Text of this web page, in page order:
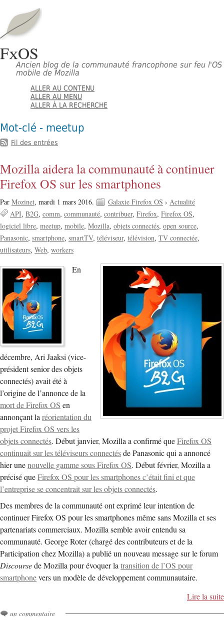
FxOS
Ancien blog de la communauté francophone sur feu l'OS
mobile de Mozilla
ALLER AU CONTENU
ALLER AU MENU
ALLER À LA RECHERCHE
Mot-clé - meetup
Fil des entrées
Mozilla aidera la communauté à continuer
Firefox OS sur les smartphones
Par Mozinet, mardi 1 mars 2016. Galaxie Firefox OS › Actualité
API B2G comm communauté contribuer Firefox Firefox OS
logiciel libre meetup mobile Mozilla objets connectés open source
Panasonic smartphone smartTV téléviseur télévision TV connectée
utilisateurs Web workers
En
décembre, Ari Jaaksi (vice-
président senior des objets
connectés) avait été à
l’origine de l’annonce de la
mort de Firefox OS en
annonçant laréorientation du
projet Firefox OS vers les
objets connectés. Début janvier, Mozilla a confirmé queFirefox OS
continuait sur les téléviseurs connectésde Panasonic qui a annoncé
hier unenouvelle gamme sous Firefox OS. Début février, Mozilla a
précisé queFirefox OS pour les smartphones c’était fini et que
l’entreprise se concentrait sur les objets connectés.
Des membres de la communauté ont exprimé leur intention de
continuer Firefox OS pour les smartphones même sans Mozilla et ses
partenariats commerciaux. Mozilla semble avoir entendu sa
communauté. George Roter (chargé des contributeurs et de la
Participation chez Mozilla) a publié un nouveau message sur le forum
Discoursede Mozilla pour évoquer latransition de l’OS pour
smartphonevers un modèle de développement communautaire.
Lire la suite
un commentaire